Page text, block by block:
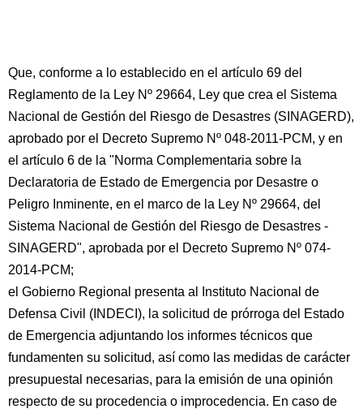
Que, conforme a lo establecido en el artículo 69 del
Reglamento de la Ley Nº 29664, Ley que crea el Sistema
Nacional de Gestión del Riesgo de Desastres (SINAGERD),
aprobado por el Decreto Supremo Nº 048-2011-PCM, y en
el artículo 6 de la "Norma Complementaria sobre la
Declaratoria de Estado de Emergencia por Desastre o
Peligro Inminente, en el marco de la Ley Nº 29664, del
Sistema Nacional de Gestión del Riesgo de Desastres -
SINAGERD", aprobada por el Decreto Supremo Nº 074-
2014-PCM;
el Gobierno Regional presenta al Instituto Nacional de
Defensa Civil (INDECI), la solicitud de prórroga del Estado
de Emergencia adjuntando los informes técnicos que
fundamenten su solicitud, así como las medidas de carácter
presupuestal necesarias, para la emisión de una opinión
respecto de su procedencia o improcedencia. En caso de